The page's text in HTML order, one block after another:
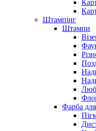
Штампінг
Штампи
Фарба